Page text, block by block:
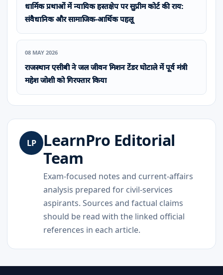
धार्मिक प्रथाओं में न्यायिक हस्तक्षेप पर सुप्रीम कोर्ट की राय:
संवैधानिक और सामाजिक-आर्थिक पहलू
08 MAY 2026
राजस्थान एसीबी ने जल जीवन मिशन टेंडर घोटाले में पूर्व मंत्री
महेश जोशी को गिरफ्तार किया
LP
LearnPro Editorial
Team
Exam-focused notes and current-affairs
analysis prepared for civil-services
aspirants. Sources and factual claims
should be read with the linked official
references in each article.